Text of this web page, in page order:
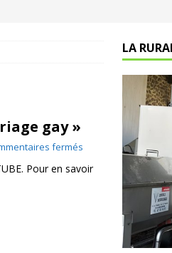
gay »
fermés
Pour en savoir
LA